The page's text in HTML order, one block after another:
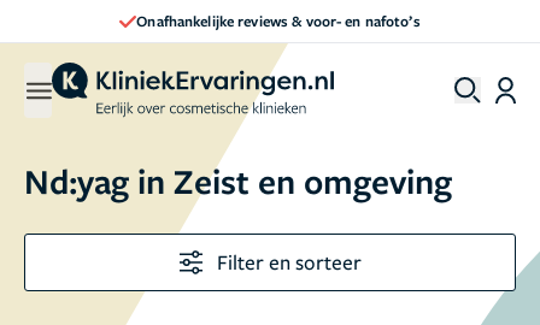
Onafhankelijke reviews & voor- en nafoto’s
Nd:yag in Zeist en omgeving
Filter en sorteer